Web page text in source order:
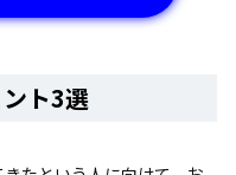
ト3選